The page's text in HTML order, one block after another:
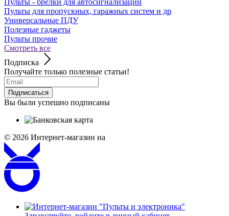
Пульты для пропускных, гаражных систем и др
Универсальные ПДУ
Полезные гаджеты
Пульты прочие
Смотреть все
Подписка
Получайте только полезные статьи!
Подписаться
Вы были успешно подписаны
© 2026 Интернет-магазин на